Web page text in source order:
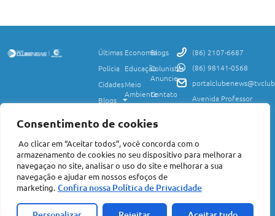
Consentimento de cookies
Ao clicar em “Aceitar todos”, você concorda com o
armazenamento de cookies no seu dispositivo para melhorar a
navegaçao no site, analisar o uso do site e melhorar a sua
navegação e ajudar em nossos esfoços de
marketing. Confira nossa Política de Privacidade
Últimas
Polícia
Cidades
Blogs
Política
Concursos
e
Empregos
Economia
Educação
Meio
Ambiente
Saúde
Mundo
Agro
Nacional
Blogs
Colunistas
Anuncie
Contato
de Uso
Transparência
e Igualdade
(86) 2107-6687
(86) 98141-0568
Avenida Professor
©2026 Portal Clube News – Todos Direitos Reservados | Avenida Professor
Valter Alencar, 2120, Monte Castelo, Teresina, PI, 64017-425 CEP: 64017-
425 | CNPJ: 06.847.495/0001-75